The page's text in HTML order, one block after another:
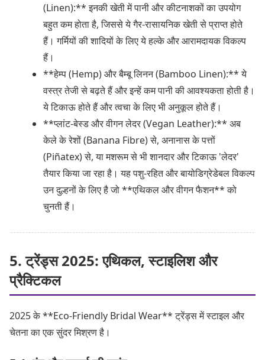
(Linen):** इनकी खेती में पानी और कीटनाशकों का उपयोग
बहुत कम होता है, जिससे ये गैर-रासायनिक खेती से प्राप्त होते
हैं। गर्मियों की शादियों के लिए ये हल्के और आरामदायक विकल्प
हैं।
**हेम्प (Hemp) और बैम्बू लिनन (Bamboo Linen):** ये
वस्त्र तेजी से बढ़ते हैं और इन्हें कम पानी की आवश्यकता होती है।
ये टिकाऊ होते हैं और त्वचा के लिए भी अनुकूल होते हैं।
**प्लांट-बेस्ड और वीगन लेदर (Vegan Leather):** अब
केले के रेशों (Banana Fibre) से, अनानास के पत्तों
(Piñatex) से, या मशरूम से भी शानदार और टिकाऊ 'लेदर'
तैयार किया जा रहा है। यह पशु-रहित और बायोडिग्रेडेबल विकल्प
उन दुल्हनों के लिए है जो **एथिकल और वीगन फैशन** को
चुनती हैं।
5. ट्रेंड्स 2025: एथिकल, स्टाइलिश और
प्रैक्टिकल
2025 के **Eco-Friendly Bridal Wear** ट्रेंड्स में स्टाइल और
चेतना का एक सुंदर मिश्रण है।